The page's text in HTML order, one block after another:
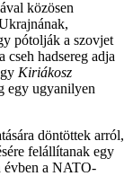
közösen
pótolják a szovjet
cseh hadsereg adja
Kiriákosz
egy ugyanilyen
döntöttek arról,
felállítanak egy
évben a NATO-